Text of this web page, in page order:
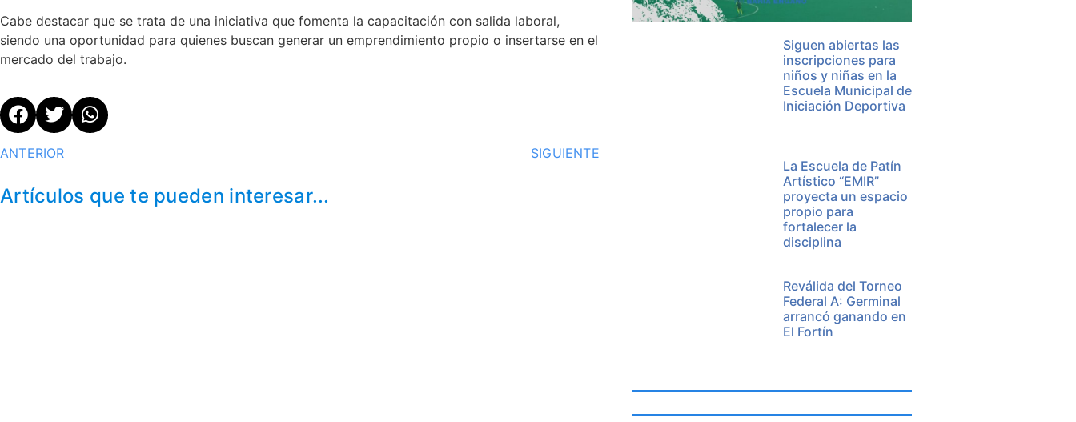
Cabe destacar que se trata de una iniciativa que fomenta la capacitación con salida laboral,
siendo una oportunidad para quienes buscan generar un emprendimiento propio o insertarse en el
mercado del trabajo.
ANTERIOR SIGUIENTE
Artículos que te pueden interesar...
Siguen abiertas las
inscripciones para
niños y niñas en la
Escuela Municipal de
Iniciación Deportiva
La Escuela de Patín
Artístico “EMIR”
proyecta un espacio
propio para
fortalecer la
disciplina
Reválida del Torneo
Federal A: Germinal
arrancó ganando en
El Fortín